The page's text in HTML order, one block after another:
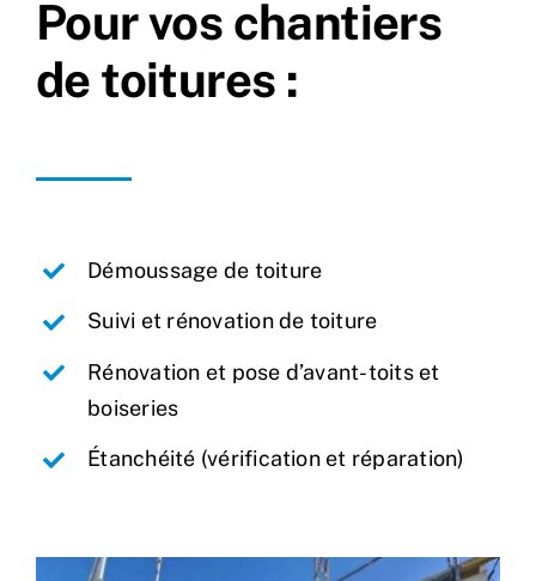
Pour vos chantiers
de toitures :
Démoussage de toiture
Suivi et rénovation de toiture
Rénovation et pose d’avant-toits et
boiseries
Étanchéité (vérification et réparation)